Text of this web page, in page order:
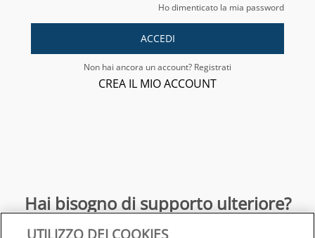
Ho dimenticato la mia password
ACCEDI
Non hai ancora un account? Registrati
CREA IL MIO ACCOUNT
Hai bisogno di supporto ulteriore?
UTILIZZO DEI COOKIES